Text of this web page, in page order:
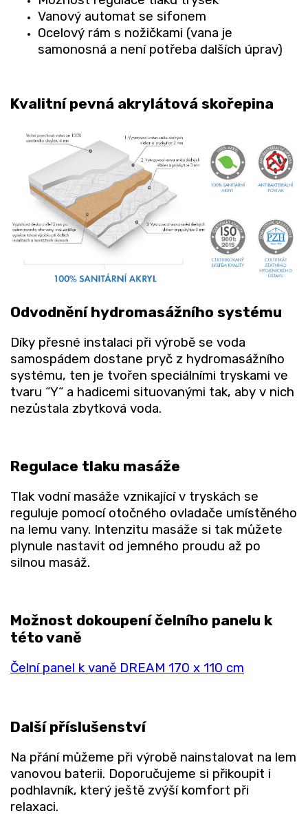
Vanový automat se sifonem
Ocelový rám s nožičkami (vana je
samonosná a není potřeba dalších úprav)
Kvalitní pevná akrylátová skořepina
Odvodnění hydromasážního systému
Díky přesné instalaci při výrobě se voda
samospádem dostane pryč z hydromasážního
systému, ten je tvořen speciálními tryskami ve
tvaru “Y“ a hadicemi situovanými tak, aby v nich
nezůstala zbytková voda.
Regulace tlaku masáže
Tlak vodní masáže vznikající v tryskách se
reguluje pomocí otočného ovladače umístěného
na lemu vany. Intenzitu masáže si tak můžete
plynule nastavit od jemného proudu až po
silnou masáž.
Možnost dokoupení čelního panelu k
této vaně
Čelní panel k vaně DREAM 170 x 110 cm
Další příslušenství
Na přání můžeme při výrobě nainstalovat na lem
vanovou baterii. Doporučujeme si přikoupit i
podhlavník, který ještě zvýší komfort při
relaxaci.